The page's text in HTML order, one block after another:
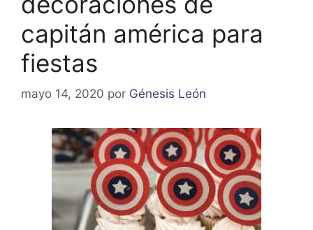
capitán américa para
fiestas
mayo 14, 2020 por Génesis León